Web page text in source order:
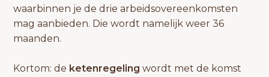
waarbinnen je de drie arbeidsovereenkomsten
mag aanbieden. Die wordt namelijk weer 36
maanden.
Kortom: de ketenregeling wordt met de komst